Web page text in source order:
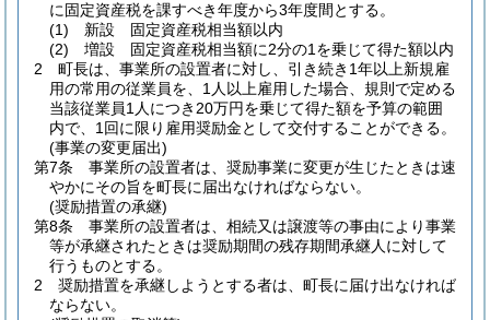
に固定資産税を課すべき年度から3年度間とする。
(1)
新設 固定資産税相当額以内
(2)
増設 固定資産税相当額に2分の1を乗じて得た額以内
2
町長は、事業所の設置者に対し、引き続き1年以上新規雇
用の常用の従業員を、1人以上雇用した場合、規則で定める
当該従業員1人につき20万円を乗じて得た額を予算の範囲
内で、1回に限り雇用奨励金として交付することができる。
(事業の変更届出)
第7条
事業所の設置者は、奨励事業に変更が生じたときは速
やかにその旨を町長に届出なければならない。
(奨励措置の承継)
第8条
事業所の設置者は、相続又は譲渡等の事由により事業
等が承継されたときは奨励期間の残存期間承継人に対して
行うものとする。
2
奨励措置を承継しようとする者は、町長に届け出なければ
ならない。